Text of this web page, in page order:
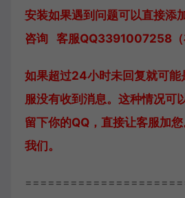
安装如果遇到问题可以直接添
咨询 客服QQ3391007258（
如果超过24小时未回复就可能
服没有收到消息。这种情况可
留下你的QQ，直接让客服加
我们。